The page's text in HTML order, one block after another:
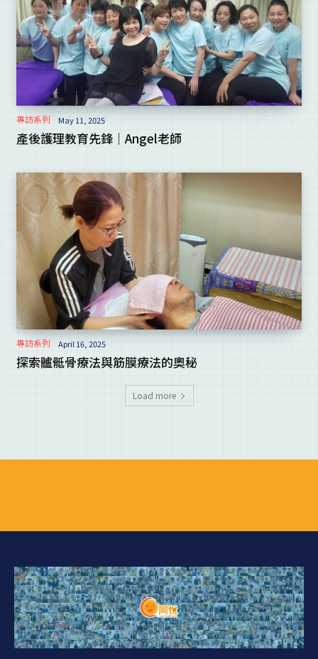
專訪系列 May 11, 2025
產後護理教育先鋒｜Angel老師
專訪系列 April 16, 2025
探索髗骶骨療法與筋膜療法的奧秘
Load more